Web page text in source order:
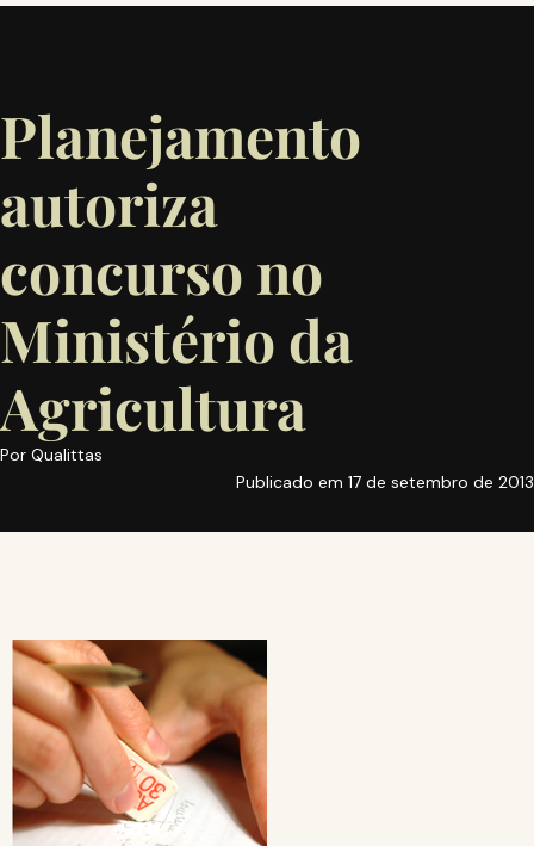
Planejamento
autoriza
concurso no
Ministério da
Agricultura
Por Qualittas
Publicado em 17 de setembro de 2013